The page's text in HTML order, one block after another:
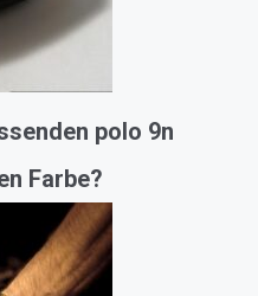
polo 9n
Farbe?